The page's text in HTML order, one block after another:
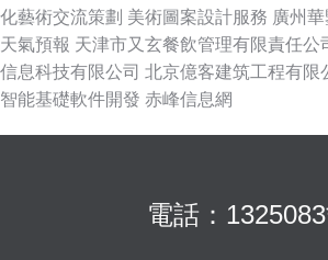
化藝術交流策劃 美術圖案設計服務 廣州
天氣預報 天津市又玄餐飲管理有限責任公
信息科技有限公司 北京億客建筑工程有限
智能基礎軟件開發 赤峰信息網
電話：